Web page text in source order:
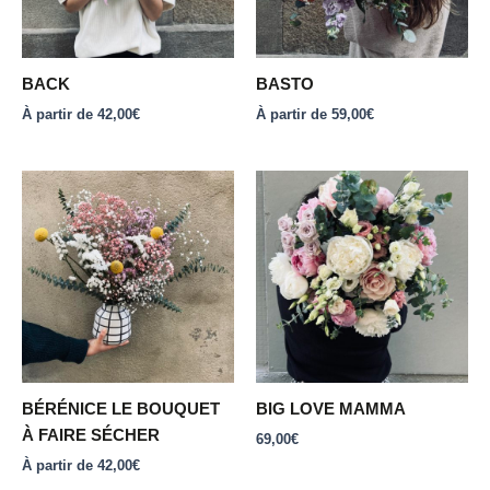
BACK
À partir de 42,00€
options
peuvent
choisies
sur
page
du
produit
BASTO
À partir de 59,00€
options
peuvent
choisies
sur
page
produit
BÉRÉNICE LE BOUQUET
À FAIRE SÉCHER
À partir de 42,00€
Ce
produit
a
plusieurs
variations.
Les
options
peuvent
choisies
sur
la
BIG LOVE MAMMA
69,00€